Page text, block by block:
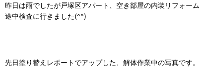
昨日は雨でしたが戸塚区アパート、空き部屋の内装リフォーム
途中検査に行きました(^^)
先日塗り替えレポートでアップした、解体作業中の写真です。